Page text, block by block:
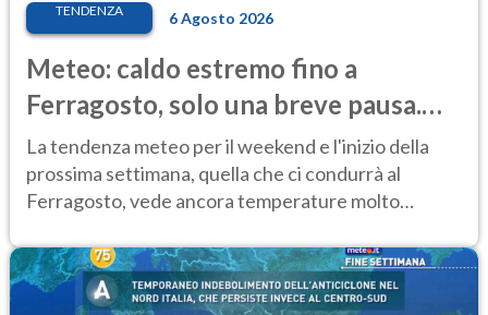
TENDENZA 6 Agosto 2026
Meteo: caldo estremo fino a
Ferragosto, solo una breve pausa.
Ecco dove
La tendenza meteo per il weekend e l'inizio della
prossima settimana, quella che ci condurrà al
Ferragosto, vede ancora temperature molto